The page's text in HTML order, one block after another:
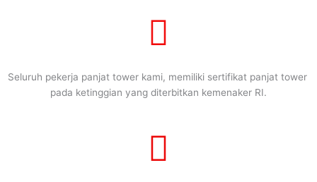
Seluruh pekerja panjat tower kami, memiliki sertifikat panjat tower
pada ketinggian yang diterbitkan kemenaker RI.